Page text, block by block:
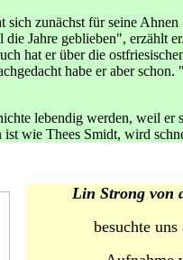
sich zunächst für seine
Jahre geblieben", erzählt
hat er über die
habe er aber
lebendig werden, weil er
wie Thees Smidt, wird
Lin Strong von
besuchte